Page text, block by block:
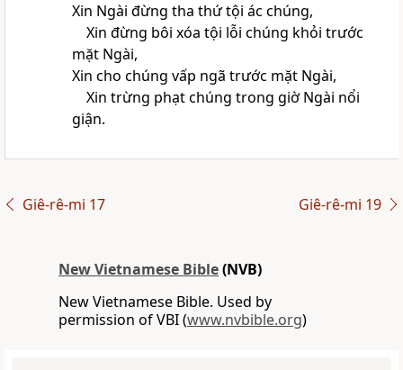
Xin Ngài đừng tha thứ tội ác chúng,
Xin đừng bôi xóa tội lỗi chúng khỏi trước
mặt Ngài,
Xin cho chúng vấp ngã trước mặt Ngài,
Xin trừng phạt chúng trong giờ Ngài nổi
giận.
Giê-rê-mi 17 Giê-rê-mi 19
New Vietnamese Bible(NVB)
New Vietnamese Bible. Used by
permission of VBI (www.nvbible.org)